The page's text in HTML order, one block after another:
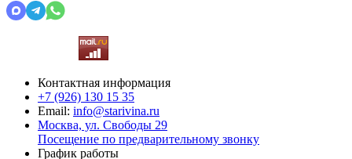
Контактная информация
+7 (926) 130 15 35
Email: info@starivina.ru
Москва, ул. Свободы 29
Посещение по предварительному звонку
График работы